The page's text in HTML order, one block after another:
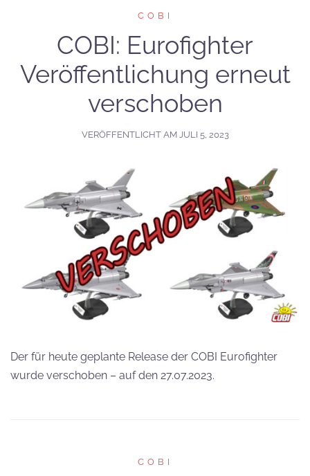
COBI
COBI: Eurofighter
Veröffentlichung erneut
verschoben
VERÖFFENTLICHT AM JULI 5, 2023
Der für heute geplante Release der COBI Eurofighter
wurde verschoben – auf den 27.07.2023.
COBI